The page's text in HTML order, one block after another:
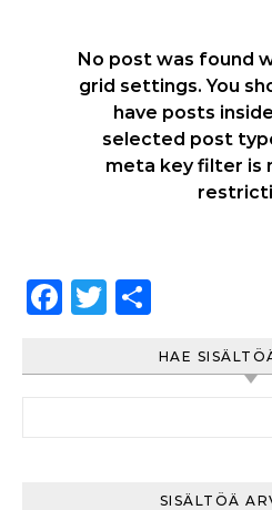
No post was found
grid settings. You
have posts
selected post
meta key filter is
Facebook
Twitter
HAE
SISÄLTÖÄ